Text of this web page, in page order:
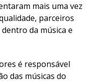
mais uma vez
parceiros
da música e
é responsável
das músicas do